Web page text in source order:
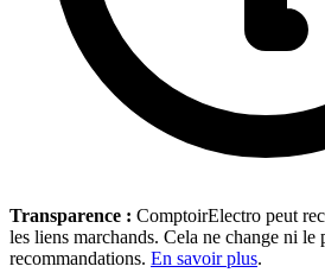
Transparence : ComptoirElectro peut
les liens marchands. Cela ne change ni
recommandations. En savoir plus.